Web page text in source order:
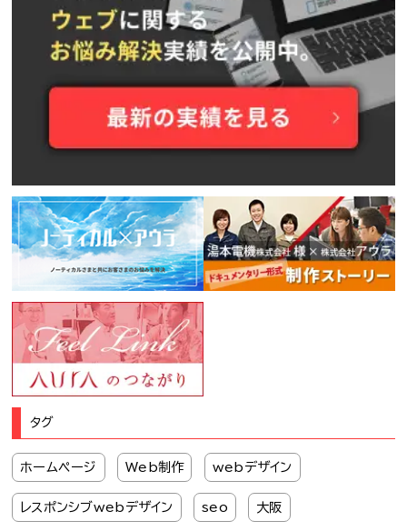
タグ
ホームページ Web制作 webデザイン
レスポンシブwebデザイン seo 大阪